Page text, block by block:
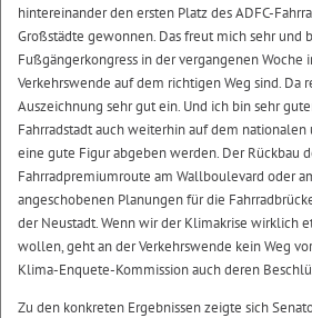
hintereinander den ersten Platz des ADFC-
Großstädte gewonnen. Das freut mich sehr und
Fußgängerkongress in der vergangenen Woche
Verkehrswende auf dem richtigen Weg sind. Da
Auszeichnung sehr gut ein. Und ich bin sehr
Fahrradstadt auch weiterhin auf dem
eine gute Figur abgeben werden. Der Rückbau
Fahrradpremiumroute am Wallboulevard oder
angeschobenen Planungen für die
der Neustadt. Wenn wir der Klimakrise wirklich
wollen, geht an der Verkehrswende kein Weg
Klima-Enquete-Kommission auch deren
Zu den konkreten Ergebnissen zeigte sich